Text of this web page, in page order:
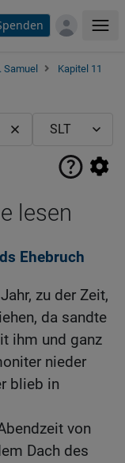
Samuel
Kapitel 11
lesen
Ehebruch
zu der Zeit,
da sandte
ihm und ganz
nieder
blieb in
von
Dach des